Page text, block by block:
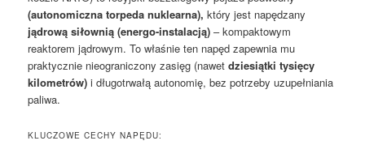
(autonomiczna torpeda nuklearna), który jest napędzany
jądrową siłownią (energo-instalacją) – kompaktowym
reaktorem jądrowym. To właśnie ten napęd zapewnia mu
praktycznie nieograniczony zasięg (nawetdziesiątki tysięcy
kilometrów) i długotrwałą autonomię, bez potrzeby uzupełniania
paliwa.
KLUCZOWE CECHY NAPĘDU: